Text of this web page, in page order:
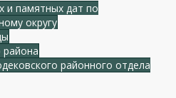
и памятных дат по
округу
района
районного отдела